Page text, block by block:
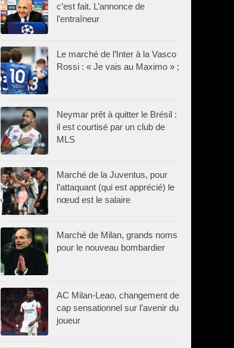
c’est fait. L’annonce de
l’entraîneur
Le marché de l’Inter à la Vasco
Rossi : « Je vais au Maximo » ;
Neymar prêt à quitter le Brésil :
il est courtisé par un club de
MLS
Marché de la Juventus, pour
l’attaquant (qui est apprécié) le
nœud est le salaire
Marché de Milan, grands noms
pour le nouveau bombardier
AC Milan-Leao, changement de
cap sensationnel sur l’avenir du
joueur